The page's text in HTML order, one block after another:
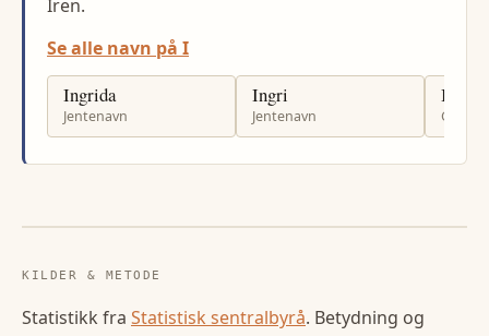
Iren.
Se alle navn på I
Ingrida
Jentenavn
Ingri
Jentenavn
Ian
KILDER & METODE
Statistikk fra Statistisk sentralbyrå. Betydning og